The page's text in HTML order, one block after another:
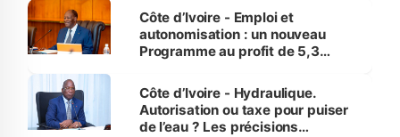
et Yamoussoukro
Côte d’Ivoire - Emploi et
autonomisation : un nouveau
Programme au profit de 5,3
Côte d’Ivoire - Hydraulique.
Autorisation ou taxe pour puiser
de l’eau ? Les précisions